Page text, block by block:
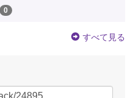
0
すべて見る